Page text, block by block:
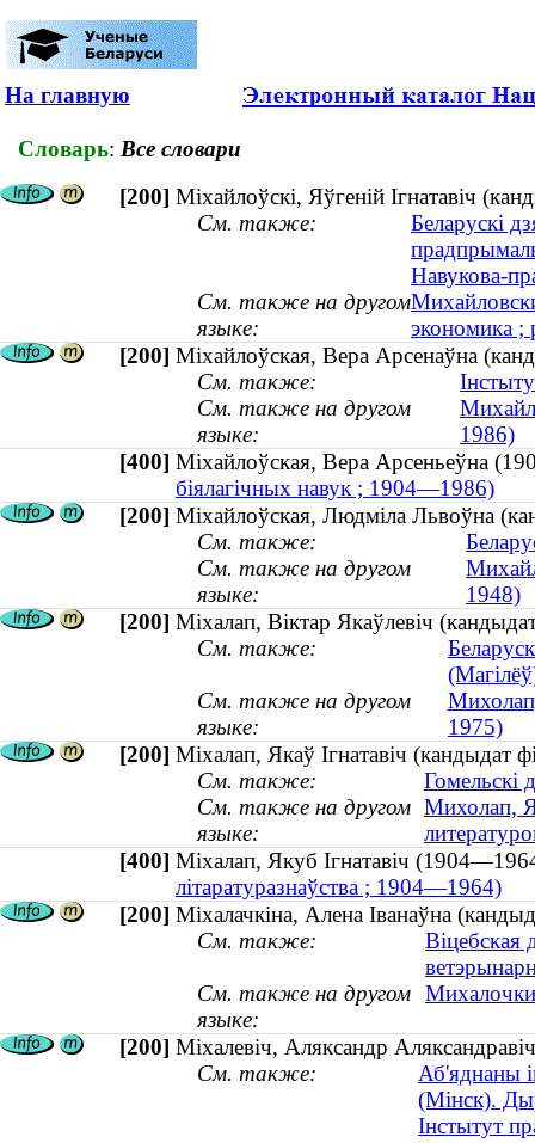
На главную
Словарь: Все словари
[200] Міхайлоўскі, Яўгеній Ігнатавіч
См. также:
Беларускі
Навукова-
См. также на другом
языке:
экономика ;
[200] Міхайлоўская, Вера Арсенаўна
См. также:
См. также на другом
языке:
1986)
[400] Міхайлоўская, Вера Арсеньеўна
біялагічных навук ; 1904—1986)
[200] Міхайлоўская, Людміла Львоўна
См. также:
См. также на другом
языке:
1948)
[200] Міхалап, Віктар Якаўлевіч
См. также:
См. также на другом
языке:
1975)
[200] Міхалап, Якаў Ігнатавіч (кандыдат
См. также:
Гомельскі
См. также на другом
языке:
Михолап,
[400] Міхалап, Якуб Ігнатавіч
літаратуразнаўства ; 1904—1964)
[200] Міхалачкіна, Алена Іванаўна
См. также:
Віцебская
См. также на другом
языке:
[200] Міхалевіч, Аляксандр
См. также:
Аб'яднаны
(Мінск).
Інстытут